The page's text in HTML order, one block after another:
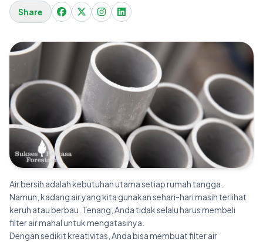
Share
Air bersih adalah kebutuhan utama setiap rumah tangga.
Namun, kadang air yang kita gunakan sehari-hari masih terlihat
keruh atau berbau. Tenang, Anda tidak selalu harus membeli
filter air mahal untuk mengatasinya.
Dengan sedikit kreativitas, Anda bisa membuat filter air